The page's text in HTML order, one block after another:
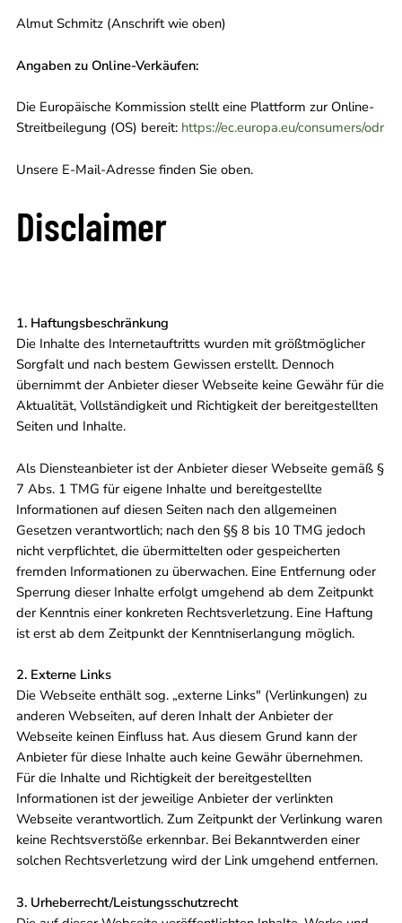
Almut Schmitz (Anschrift wie oben)
Angaben zu Online-Verkäufen:
Die Europäische Kommission stellt eine Plattform zur Online-
Streitbeilegung (OS) bereit: https://ec.europa.eu/consumers/odr
Unsere E-Mail-Adresse finden Sie oben.
Disclaimer
1. Haftungsbeschränkung
Die Inhalte des Internetauftritts wurden mit größtmöglicher
Sorgfalt und nach bestem Gewissen erstellt. Dennoch
übernimmt der Anbieter dieser Webseite keine Gewähr für die
Aktualität, Vollständigkeit und Richtigkeit der bereitgestellten
Seiten und Inhalte.
Als Diensteanbieter ist der Anbieter dieser Webseite gemäß §
7 Abs. 1 TMG für eigene Inhalte und bereitgestellte
Informationen auf diesen Seiten nach den allgemeinen
Gesetzen verantwortlich; nach den §§ 8 bis 10 TMG jedoch
nicht verpflichtet, die übermittelten oder gespeicherten
fremden Informationen zu überwachen. Eine Entfernung oder
Sperrung dieser Inhalte erfolgt umgehend ab dem Zeitpunkt
der Kenntnis einer konkreten Rechtsverletzung. Eine Haftung
ist erst ab dem Zeitpunkt der Kenntniserlangung möglich.
2. Externe Links
Die Webseite enthält sog. „externe Links" (Verlinkungen) zu
anderen Webseiten, auf deren Inhalt der Anbieter der
Webseite keinen Einfluss hat. Aus diesem Grund kann der
Anbieter für diese Inhalte auch keine Gewähr übernehmen.
Für die Inhalte und Richtigkeit der bereitgestellten
Informationen ist der jeweilige Anbieter der verlinkten
Webseite verantwortlich. Zum Zeitpunkt der Verlinkung waren
keine Rechtsverstöße erkennbar. Bei Bekanntwerden einer
solchen Rechtsverletzung wird der Link umgehend entfernen.
3. Urheberrecht/Leistungsschutzrecht